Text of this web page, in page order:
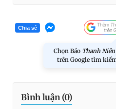
Chia sẻ
Chọn Báo Thanh Niên
trên Google tìm
Bình luận (0)